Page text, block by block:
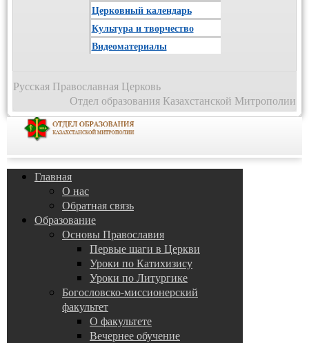
Церковный календарь
Культура и творчество
Видеоматериалы
Русская Православная Церковь
Отдел образования Казахстанской Митрополии
Главная
О нас
Обратная связь
Образование
Основы Православия
Первые шаги в Церкви
Уроки по Катихизису
Уроки по Литургике
Богословско-миссионерский
факультет
О факультете
Вечернее обучение